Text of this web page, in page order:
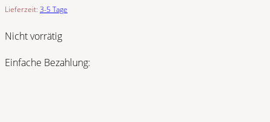
Lieferzeit: 3-5 Tage
Nicht vorrätig
Einfache Bezahlung: